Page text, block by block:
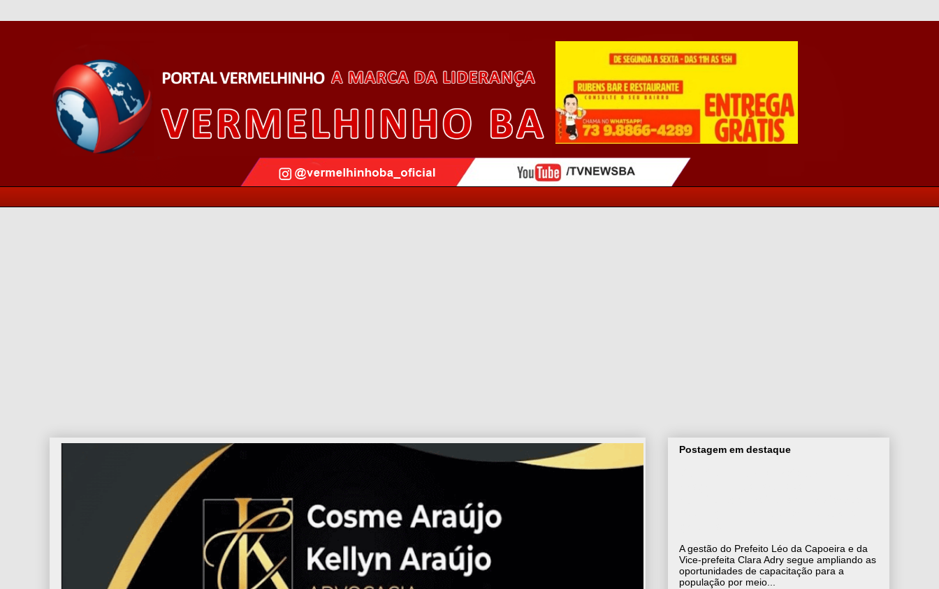
Postagem em destaque
A gestão do Prefeito Léo da Capoeira e da
Vice-prefeita Clara Adry segue ampliando as
oportunidades de capacitação para a
população por meio...